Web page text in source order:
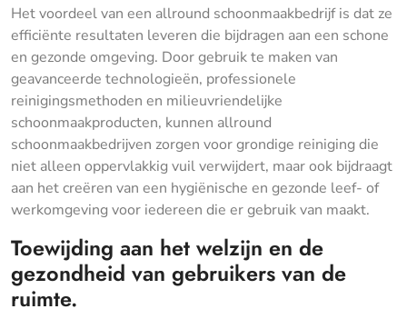
Het voordeel van een allround schoonmaakbedrijf is dat ze
efficiënte resultaten leveren die bijdragen aan een schone
en gezonde omgeving. Door gebruik te maken van
geavanceerde technologieën, professionele
reinigingsmethoden en milieuvriendelijke
schoonmaakproducten, kunnen allround
schoonmaakbedrijven zorgen voor grondige reiniging die
niet alleen oppervlakkig vuil verwijdert, maar ook bijdraagt
aan het creëren van een hygiënische en gezonde leef- of
werkomgeving voor iedereen die er gebruik van maakt.
Toewijding aan het welzijn en de
gezondheid van gebruikers van de
ruimte.